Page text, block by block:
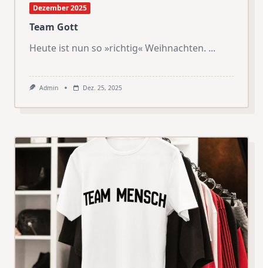
Dezember 2025
Team Gott
Heute ist nun so »richtig« Weihnachten. ...
Admin Dez. 25, 2025